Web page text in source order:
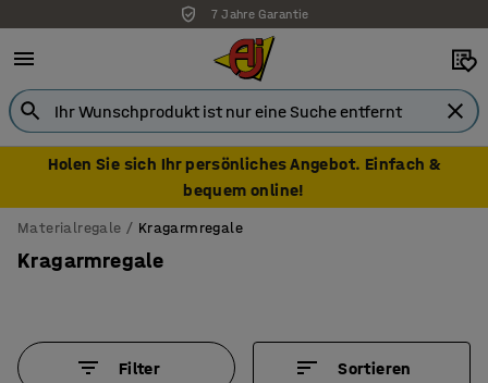
7 Jahre Garantie
Holen Sie sich Ihr persönliches Angebot. Einfach &
bequem online!
Materialregale Kragarmregale
Kragarmregale
Filter Sortieren